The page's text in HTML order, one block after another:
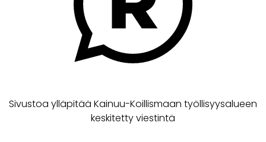
Sivustoa ylläpitää Kainuu-Koillismaan työllisyysalueen
keskitetty viestintä